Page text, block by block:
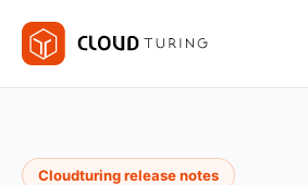
Cloudturing release notes